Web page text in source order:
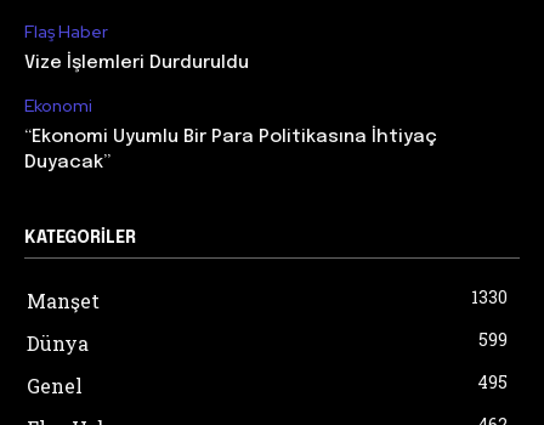
Flaş Haber
Vize İşlemleri Durduruldu
Ekonomi
“Ekonomi Uyumlu Bir Para Politikasına İhtiyaç
Duyacak”
KATEGORILER
Manşet 1330
Dünya 599
Genel 495